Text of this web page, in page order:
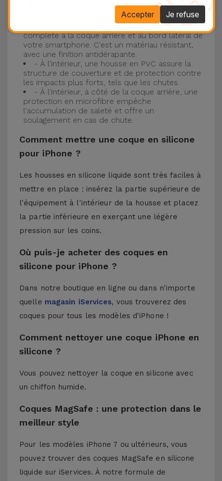
maximum les accidents et les casses !
- Une première couche de silicone liquide
donne de la couleur et une couverture
complète à la coque arrière et au bord latéral de
votre smartphone. C'est un matériau résistant,
avec une finition antidérapante.
- À l'intérieur, une housse en PVC assure la
structure de couverture et de protection contre
les impacts plus forts, tels que les chutes.
- À l'intérieur, à côté de la coque arrière, une
protection en microfibre empêche
l'accumulation de saleté et offre un
soulagement en cas de chute.
Comment mettre une coque en silicone
pour iPhone ?
Les housses en silicone liquide sont très faciles à
mettre en place : insérez la partie supérieure de
l'équipement à l'intérieur de la housse et placez
la partie inférieure en exerçant une légère
pression sur les coins.
Où puis-je acheter des coques en
silicone pour iPhone ?
Dans notre boutique en ligne ou dans n'importe
quelle magasin iServices, vous trouverez des
coques pour tous les modèles d'iPhone !
Comment nettoyer une coque iPhone en
silicone ?
Vous pouvez nettoyer la coque en silicone avec
un chiffon humide.
Coques MagSafe : une protection dans le
meilleur style
Pour les modèles iPhone 7 ou ultérieurs, vous
pouvez trouver des coques MagSafe en silicone
liquide sur iServices. À notre formule de
Je refuse
Accepter